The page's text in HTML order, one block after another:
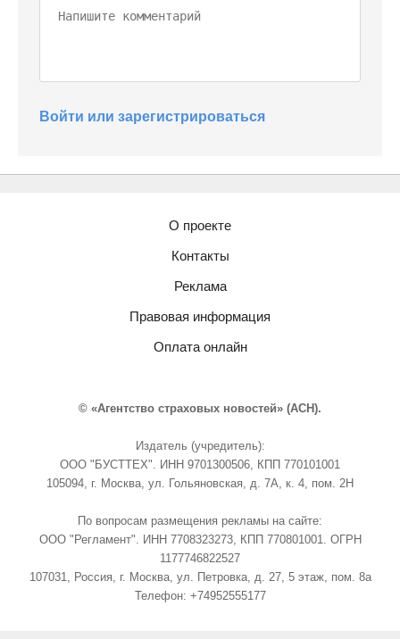
Войти или зарегистрироваться
О проекте
Контакты
Реклама
Правовая информация
Оплата онлайн
© «Агентство страховых новостей» (АСН).
Издатель (учредитель):
ООО "БУСТТЕХ". ИНН 9701300506, КПП 770101001
105094, г. Москва, ул. Гольяновская, д. 7А, к. 4, пом. 2Н
По вопросам размещения рекламы на сайте:
ООО "Регламент". ИНН 7708323273, КПП 770801001. ОГРН
1177746822527
107031, Россия, г. Москва, ул. Петровка, д. 27, 5 этаж, пом. 8а
Телефон: +74952555177